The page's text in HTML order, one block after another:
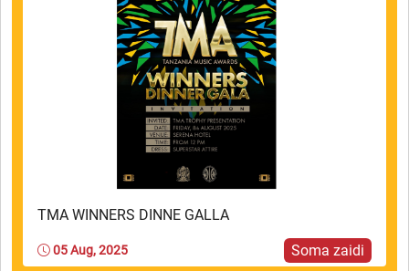
TMA WINNERS DINNE GALLA
05 Aug, 2025 Soma zaidi